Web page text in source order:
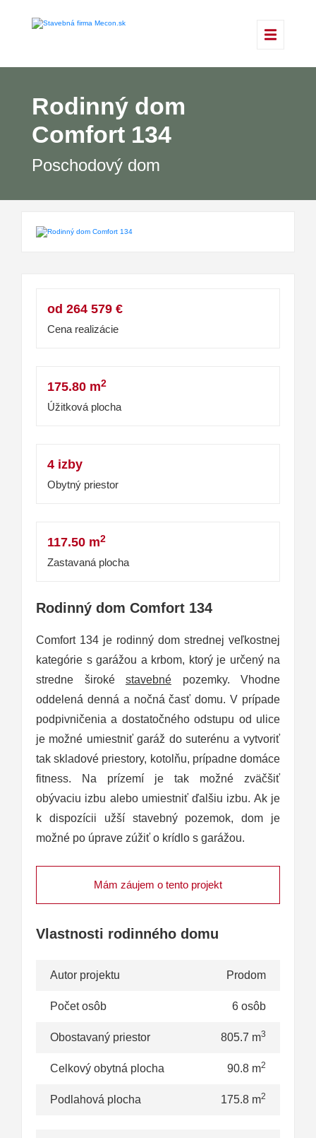
Rodinný dom
Comfort 134
Poschodový dom
od 264 579 €
Cena realizácie
175.80 m2
Úžitková plocha
4 izby
Obytný priestor
117.50 m2
Zastavaná plocha
Rodinný dom Comfort 134
Comfort 134 je rodinný dom strednej veľkostnej
kategórie s garážou a krbom, ktorý je určený na
stredne široké stavebné pozemky. Vhodne
oddelená denná a nočná časť domu. V prípade
podpivničenia a dostatočného odstupu od ulice
je možné umiestniť garáž do suterénu a vytvoriť
tak skladové priestory, kotolňu, prípadne domáce
fitness. Na prízemí je tak možné zväčšiť
obývaciu izbu alebo umiestniť ďalšiu izbu. Ak je
k dispozícii užší stavebný pozemok, dom je
možné po úprave zúžiť o krídlo s garážou.
Mám záujem o tento projekt
Vlastnosti rodinného domu
Autor projektu Prodom
Počet osôb 6 osôb
Obostavaný priestor 805.7 m3
Celkový obytná plocha 90.8 m2
Podlahová plocha 175.8 m2